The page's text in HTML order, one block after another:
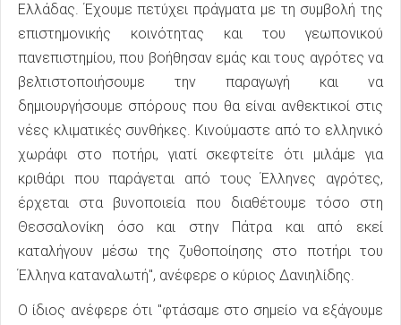
Ελλάδας. Έχουμε πετύχει πράγματα με τη συμβολή της
επιστημονικής κοινότητας και του γεωπονικού
πανεπιστημίου, που βοήθησαν εμάς και τους αγρότες να
βελτιστοποιήσουμε την παραγωγή και να
δημιουργήσουμε σπόρους που θα είναι ανθεκτικοί στις
νέες κλιματικές συνθήκες. Κινούμαστε από το ελληνικό
χωράφι στο ποτήρι, γιατί σκεφτείτε ότι μιλάμε για
κριθάρι που παράγεται από τους Έλληνες αγρότες,
έρχεται στα βυνοποιεία που διαθέτουμε τόσο στη
Θεσσαλονίκη όσο και στην Πάτρα και από εκεί
καταλήγουν μέσω της ζυθοποίησης στο ποτήρι του
Έλληνα καταναλωτή", ανέφερε ο κύριος Δανιηλίδης.
Ο ίδιος ανέφερε ότι "φτάσαμε στο σημείο να εξάγουμε